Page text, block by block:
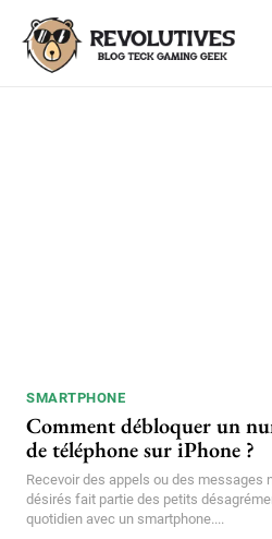
SMARTPHONE
Comment débloquer un
de téléphone sur iPhone ?
Recevoir des appels ou des messages
désirés fait partie des petits
quotidien avec un smartphone....